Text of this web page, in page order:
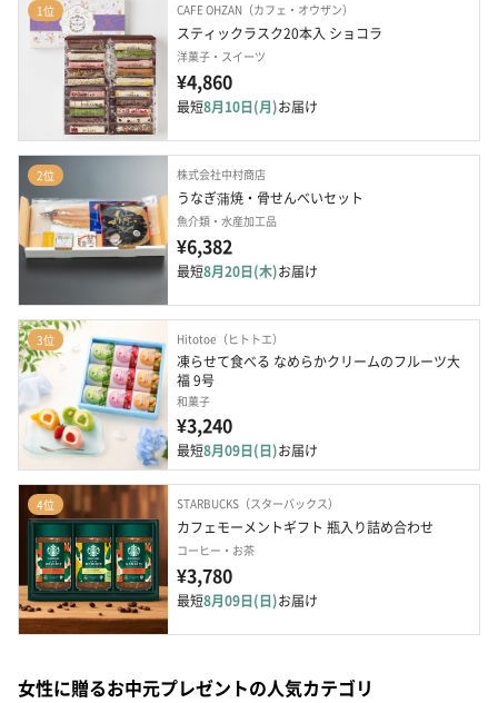
1位 CAFE OHZAN（カフェ・オウザン）
スティックラスク20本入 ショコラ
洋菓子・スイーツ
¥4,860
最短8月10日(月)お届け
2位 株式会社中村商店
うなぎ蒲焼・骨せんべいセット
魚介類・水産加工品
¥6,382
最短8月20日(木)お届け
3位 Hitotoe（ヒトトエ）
凍らせて食べる なめらかクリームのフルーツ大
福 9号
和菓子
¥3,240
最短8月09日(日)お届け
4位 STARBUCKS（スターバックス）
カフェモーメントギフト 瓶入り詰め合わせ
コーヒー・お茶
¥3,780
最短8月09日(日)お届け
女性に贈るお中元プレゼントの人気カテゴリ